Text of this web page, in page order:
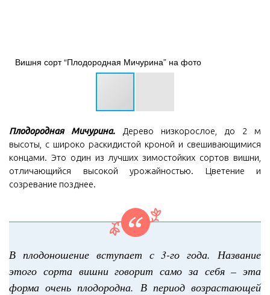
Вишня сорт “Плодородная Мичурина” на фото
Плодородная Мичурина. Дерево низкорослое, до 2 м
высоты, с широко раскидистой кроной и свешивающимися
концами. Это один из лучших зимостойких сортов вишни,
отличающийся высокой урожайностью. Цветение и
созревание позднее.
В плодоношение вступает с 3-го года. Название
этого сорта вишни говорит само за себя – эта
форма очень плодородна. В период возрастающей